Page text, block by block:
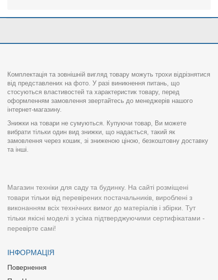
Комплектація та зовнішній вигляд товару можуть трохи відрізнятися
від представлених на фото. У разі виникнення питань, що
стосуються властивостей та характеристик товару, перед
оформленням замовлення звертайтесь до менеджерів нашого
інтернет-магазину.
Знижки на товари не сумуються. Купуючи товар, Ви можете
вибрати тільки один вид знижки, що надається, такий як
замовлення через кошик, зі зниженою ціною, безкоштовну доставку
та інші.
Магазин техніки для саду та будинку. На сайті розміщені
товари тільки від перевірених постачальників, вироблені з
виконанням всіх технічних вимог до матеріалів і збірки. Тут
тільки якісні моделі з усіма підтверджуючими сертифікатами -
перевірте самі!
ІНФОРМАЦІЯ
Повернення